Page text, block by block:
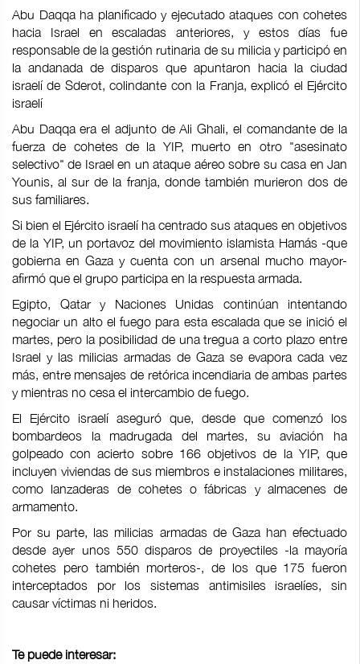
Abu Daqqa ha planificado y ejecutado ataques con cohetes
hacia Israel en escaladas anteriores, y estos días fue
responsable de la gestión rutinaria de su milicia y participó en
la andanada de disparos que apuntaron hacia la ciudad
israelí de Sderot, colindante con la Franja, explicó el Ejército
israelí
Abu Daqqa era el adjunto de Ali Ghali, el comandante de la
fuerza de cohetes de la YIP, muerto en otro "asesinato
selectivo" de Israel en un ataque aéreo sobre su casa en Jan
Younis, al sur de la franja, donde también murieron dos de
sus familiares.
Si bien el Ejército israelí ha centrado sus ataques en objetivos
de la YIP, un portavoz del movimiento islamista Hamás -que
gobierna en Gaza y cuenta con un arsenal mucho mayor-
afirmó que el grupo participa en la respuesta armada.
Egipto, Qatar y Naciones Unidas continúan intentando
negociar un alto el fuego para esta escalada que se inició el
martes, pero la posibilidad de una tregua a corto plazo entre
Israel y las milicias armadas de Gaza se evapora cada vez
más, entre mensajes de retórica incendiaria de ambas partes
y mientras no cesa el intercambio de fuego.
El Ejército israelí aseguró que, desde que comenzó los
bombardeos la madrugada del martes, su aviación ha
golpeado con acierto sobre 166 objetivos de la YIP, que
incluyen viviendas de sus miembros e instalaciones militares,
como lanzaderas de cohetes o fábricas y almacenes de
armamento.
Por su parte, las milicias armadas de Gaza han efectuado
desde ayer unos 550 disparos de proyectiles -la mayoría
cohetes pero también morteros-, de los que 175 fueron
interceptados por los sistemas antimisiles israelíes, sin
causar víctimas ni heridos.
Te puede interesar: